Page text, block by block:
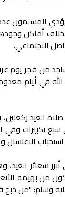
المسلمون
أماكن
الاجتماعي.
من فجر يوم
في أيام
العيد ركعتين،
سبع تكبيرات
شعائر
من بهيمة
وسلم: "من ذبح